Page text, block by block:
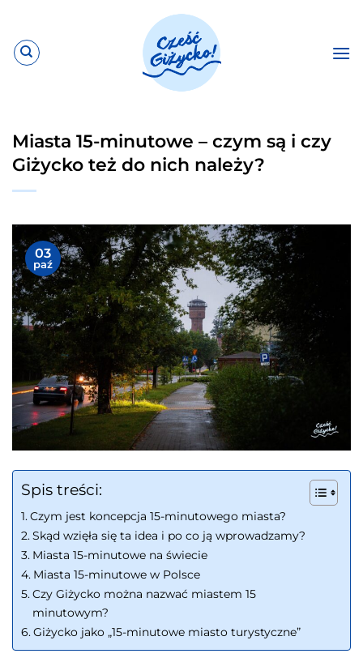
zawartości
Miasta 15-minutowe – czym są i czy
Giżycko też do nich należy?
03
paź
Spis treści:
Czym jest koncepcja 15-minutowego miasta?
Skąd wzięła się ta idea i po co ją wprowadzamy?
Miasta 15-minutowe na świecie
Miasta 15-minutowe w Polsce
Czy Giżycko można nazwać miastem 15
minutowym?
Giżycko jako „15-minutowe miasto turystyczne”